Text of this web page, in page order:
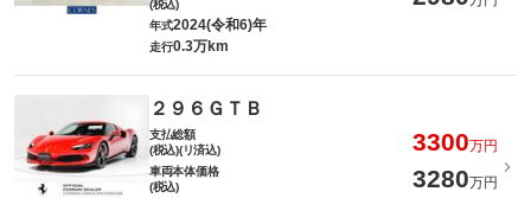
(税込)
年式2024(令和6)年
走行0.3万km
２９６ＧＴＢ
支払総額
(税込)(リ済込)
3300万円
車両本体価格
(税込)
3280万円